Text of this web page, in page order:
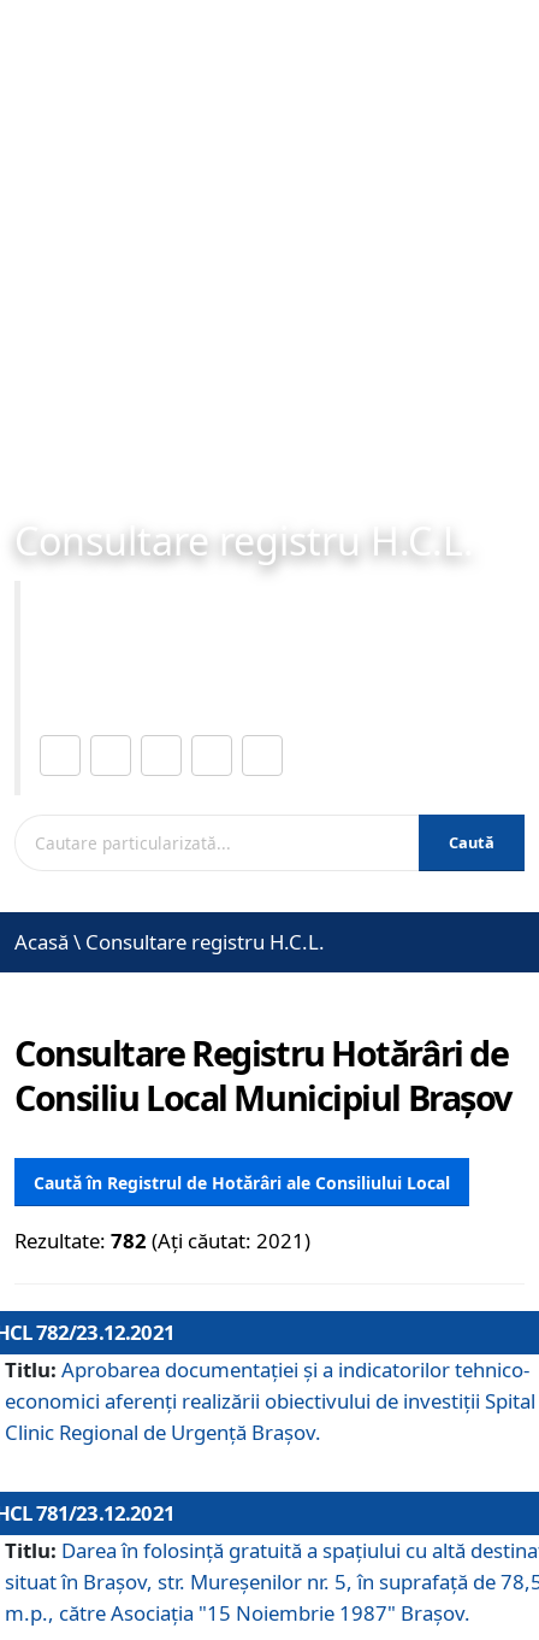
Consultare registru H.C.L.
Caută
Acasă \ Consultare registru H.C.L.
Consultare Registru Hotărâri de
Consiliu Local Municipiul Brașov
Caută în Registrul de Hotărâri ale Consiliului Local
Rezultate: 782 (Ați căutat: 2021)
782/23.12.2021
Titlu: Aprobarea documentației și a indicatorilor tehnico-
economici aferenți realizării obiectivului de investiții Spital
Clinic Regional de Urgență Brașov.
781/23.12.2021
Titlu: Darea în folosinţă gratuită a spaţiului cu altă
situat în Braşov, str. Mureşenilor nr. 5, în suprafaţă de
m.p., către Asociaţia "15 Noiembrie 1987" Braşov.